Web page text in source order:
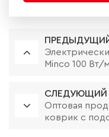
Minco 100 Вт/
СЛЕДУЮЩИЙ
Оптовая
коврик с